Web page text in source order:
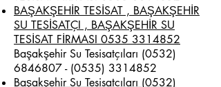
BAŞAKŞEHİR TESİSAT , BAŞAKŞEHİR
SU TESİSATÇI , BAŞAKŞEHİR SU
TESİSAT FİRMASI 0535 3314852
Başakşehir Su Tesisatçıları (0532)
6846807 - (0535) 3314852
Başakşehir Su Tesisatçıları (0532)